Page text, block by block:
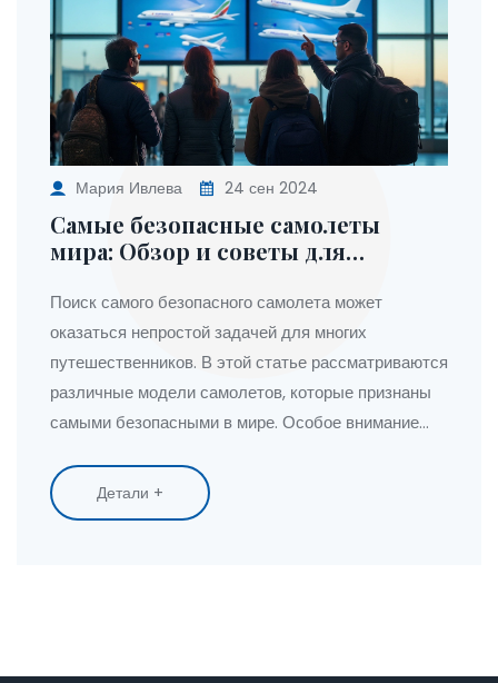
Мария Ивлева 24 сен 2024
Самые безопасные самолеты
мира: Обзор и советы для
Поиск самого безопасного самолета может
оказаться непростой задачей для многих
путешественников. В этой статье рассматриваются
различные модели самолетов, которые признаны
самыми безопасными в мире. Особое внимание
таким как инженерные решения и статистика
пассажирских рейсов. Статья также предлагает
Детали +